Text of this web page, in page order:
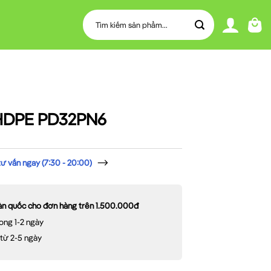
Tìm
kiếm:
PD32PN6
vấn ngay (7:30 - 20:00)
quốc cho đơn hàng trên 1.500.000đ
1-2 ngày
2-5 ngày